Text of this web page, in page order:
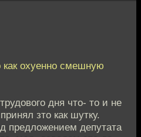
охуенно смешную
дня что- то и не
зто как шутку.
предложением депутата